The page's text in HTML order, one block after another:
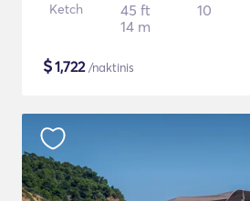
Ketch
45 ft
14 m
10
$1,722/naktinis